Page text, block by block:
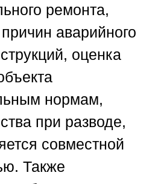
ремонта,
аварийного
оценка
нормам,
при разводе,
совместной
Также